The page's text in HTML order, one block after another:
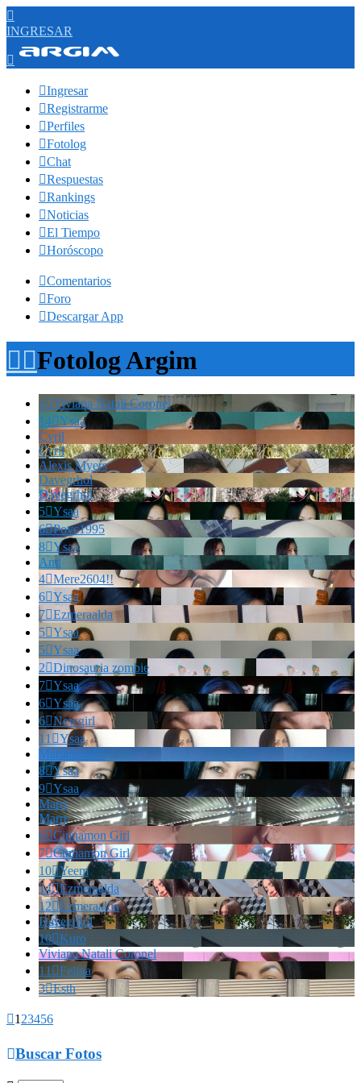

INGRESAR

Ingresar
Registrarme
Perfiles
Fotolog
Chat
Respuestas
Rankings
Noticias
El Tiempo
Horóscopo
Comentarios
Foro
Descargar App
Fotolog Argim
1 Viviana Natali Coronel
14Ysaa
Cvril
Cvril
Alexis Myers
Davegrhol
Davegrhol
5Ysaa
6Povc1995
8Ysaa
And
4Mere2604!!
6Ysaa
7Ezmeraalda
5Ysaa
5Ysaa
2Dinosauria zombie
7Ysaa
6Ysaa
6Newgirl
11 Ysaa
Marianella!!!
8Ysaa
9Ysaa
Marrr
Marrr
6Cinnamon Girl
7Cinnamon Girl
10Yeem
14Ezmeraalda
12Ezmeraalda
Davegrhol
10Kuro
Viviana Natali Coronel
11 Felina
3Esth
1 23456
Buscar Fotos